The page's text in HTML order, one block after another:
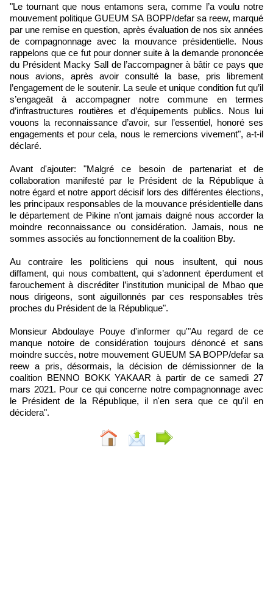
"Le tournant que nous entamons sera, comme l’a voulu notre
mouvement politique GUEUM SA BOPP/defar sa reew, marqué
par une remise en question, après évaluation de nos six années
de compagnonnage avec la mouvance présidentielle. Nous
rappelons que ce fut pour donner suite à la demande prononcée
du Président Macky Sall de l’accompagner à bâtir ce pays que
nous avions, après avoir consulté la base, pris librement
l’engagement de le soutenir. La seule et unique condition fut qu’il
s’engageât à accompagner notre commune en termes
d’infrastructures routières et d’équipements publics. Nous lui
vouons la reconnaissance d’avoir, sur l’essentiel, honoré ses
engagements et pour cela, nous le remercions vivement", a-t-il
déclaré.
Avant d'ajouter: "Malgré ce besoin de partenariat et de
collaboration manifesté par le Président de la République à
notre égard et notre apport décisif lors des différentes élections,
les principaux responsables de la mouvance présidentielle dans
le département de Pikine n’ont jamais daigné nous accorder la
moindre reconnaissance ou considération. Jamais, nous ne
sommes associés au fonctionnement de la coalition Bby.
Au contraire les politiciens qui nous insultent, qui nous
diffament, qui nous combattent, qui s’adonnent éperdument et
farouchement à discréditer l’institution municipal de Mbao que
nous dirigeons, sont aiguillonnés par ces responsables très
proches du Président de la République".
Monsieur Abdoulaye Pouye d'informer qu'"Au regard de ce
manque notoire de considération toujours dénoncé et sans
moindre succès, notre mouvement GUEUM SA BOPP/defar sa
reew a pris, désormais, la décision de démissionner de la
coalition BENNO BOKK YAKAAR à partir de ce samedi 27
mars 2021. Pour ce qui concerne notre compagnonnage avec
le Président de la République, il n'en sera que ce qu'il en
décidera".